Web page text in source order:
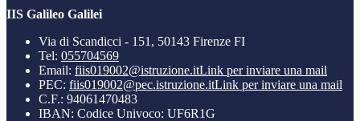
IIS Galileo Galilei
Via di Scandicci - 151, 50143 Firenze FI
Tel: 055704569
Email: fiis019002@istruzione.itLink per inviare una mail
PEC: fiis019002@pec.istruzione.itLink per inviare una mail
C.F.: 94061470483
IBAN: Codice Univoco: UF6R1G